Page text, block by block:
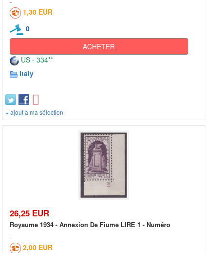
1,30 EUR
0
ACHETER
US - 334**
Italy
+ ajout à ma sélection
26,25 EUR
Royaume 1934 - Annexion De Fiume LIRE 1 - Numéro
2,00 EUR